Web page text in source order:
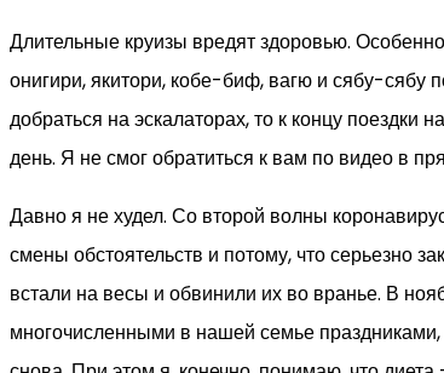
Длительные круизы вредят здоровью.
онигири, якитори, кобе-биф, вагю и сябу-
добраться на эскалаторах, то к концу
день. Я не смог обратиться к вам по видео в
Давно я не худел. Со второй волны
смены обстоятельств и потому, что серьезно
встали на весы и обвинили их во вранье. В
многочисленными в нашей семье